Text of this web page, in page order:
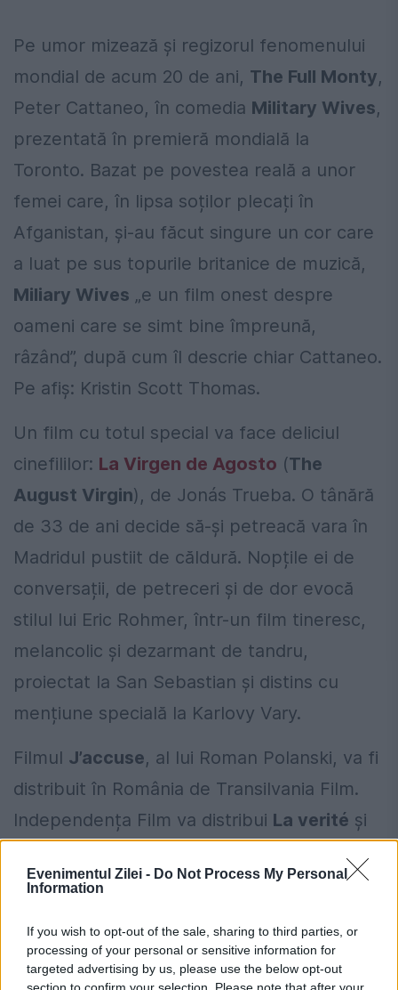
Evenimentul Zilei - Do Not Process My Personal
Information
If you wish to opt-out of the sale, sharing to third parties, or
processing of your personal or sensitive information for
targeted advertising by us, please use the below opt-out
Pe umor mizează și regizorul fenomenului
mondial de acum 20 de ani, The Full Monty,
Peter Cattaneo, în comedia Military Wives,
prezentată în premieră mondială la
Toronto. Bazat pe povestea reală a unor
femei care, în lipsa soților plecați în
Afganistan, și-au făcut singure un cor care
a luat pe sus topurile britanice de muzică,
Miliary Wives „e un film onest despre
oameni care se simt bine împreună,
râzând”, după cum îl descrie chiar Cattaneo.
Pe afiș: Kristin Scott Thomas.
Un film cu totul special va face deliciul
cinefililor: La Virgen de Agosto (The
August Virgin), de Jonás Trueba. O tânără
de 33 de ani decide să-și petreacă vara în
Madridul pustiit de căldură. Nopțile ei de
conversații, de petreceri și de dor evocă
stilul lui Eric Rohmer, într-un film tineresc,
melancolic și dezarmant de tandru,
proiectat la San Sebastian și distins cu
mențiune specială la Karlovy Vary.
Filmul J’accuse, al lui Roman Polanski, va fi
distribuit în România de Transilvania Film.
Independența Film va distribui La verité și
cinematografeCorpus Christiși
Wives.